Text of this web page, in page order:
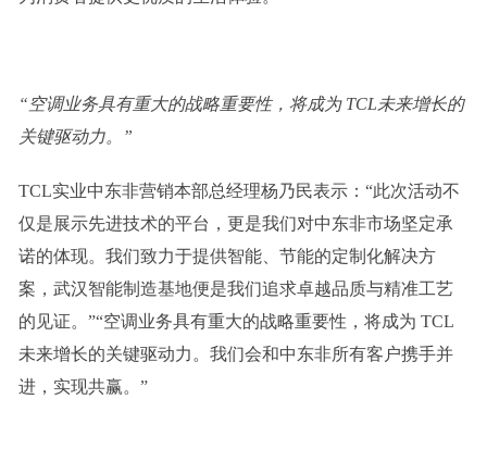
“空调业务具有重大的战略重要性，将成为 TCL未来增长的
关键驱动力。”
TCL实业中东非营销本部总经理杨乃民表示：“此次活动不
仅是展示先进技术的平台，更是我们对中东非市场坚定承
诺的体现。我们致力于提供智能、节能的定制化解决方
案，武汉智能制造基地便是我们追求卓越品质与精准工艺
的见证。”“空调业务具有重大的战略重要性，将成为 TCL
未来增长的关键驱动力。我们会和中东非所有客户携手并
进，实现共赢。”